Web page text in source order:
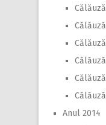
Anul 2014